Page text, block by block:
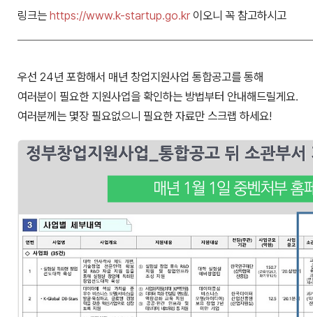
링크는 https://www.k-startup.go.kr 이오니 꼭 참고하시고
우선 24년 포함해서 매년 창업지원사업 통합공고를 통해
여러분이 필요한 지원사업을 확인하는 방법부터 안내해드릴게요.
여러분께는 몇장 필요없으니 필요한 자료만 스크랩 하세요!